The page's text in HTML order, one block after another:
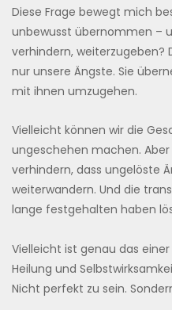
Diese Frage bewegt mich
unbewusst übernommen –
verhindern, weiterzugeben?
nur unsere Ängste. Sie
mit ihnen umzugehen.
Vielleicht können wir die
ungeschehen machen.
verhindern, dass ungelöste
weiterwandern. Und die
lange festgehalten haben
Vielleicht ist genau das
Heilung und
Nicht perfekt zu sein.